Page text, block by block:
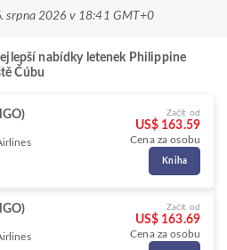
srpna 2026 v 18:41 GMT+0
nabídky letenek Philippine
Čúbu
Začít od
US$ 163.59
Cena za osobu
Kniha
Začít od
US$ 163.69
Cena za osobu